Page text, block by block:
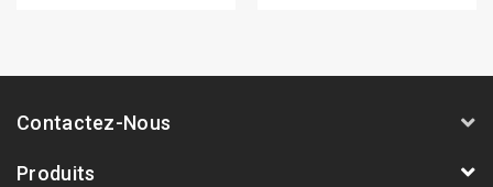
Contactez-Nous
Produits